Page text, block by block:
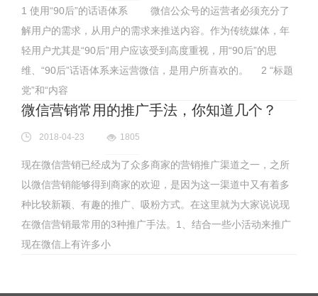
1 使用“90后”的话语体系 微信公众号的运营者必须充分了
解用户的需求，从用户的需求来推送内容。作为传统媒体，年
轻用户尤其是“90后”用户应该受到高度重视，用“90后”的思
维、“90后”话语体系来运营微信，是用户所喜欢的。 2 “标题
党”和“内容
微信营销常用的推广手法，你知道几个？
2018-04-23 1805
现在微信营销已经成为了众多商家的营销推广渠道之一，之所
以微信营销能够得到商家的欢迎，是因为这一渠道中又有着多
种比较新颖、有趣的推广、吸粉方式。在这里就为大家说说现
在微信营销最常用的3种推广手法。1、结合一些小活动来推广
现在微信上有许多小